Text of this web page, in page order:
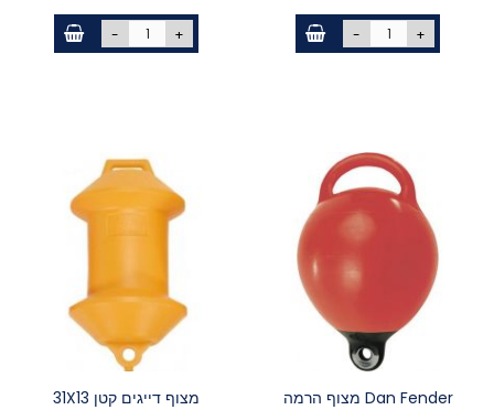
- +
- +
Dan Fender מצוף הרמה מצוף דייגים קטן 31X13